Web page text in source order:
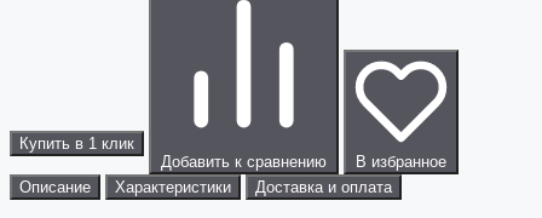
Купить в 1 клик
Добавить к сравнению
В избранное
Описание
Характеристики Доставка и оплата